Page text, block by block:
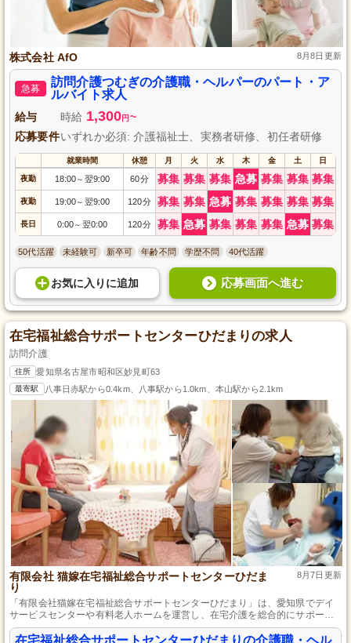
株式会社 AfO 8月8日更新
急募
訪問介護つむぎの介護職・ヘルパーのパート・ア
ルバイト求人
給与 時給 1,300円 ~
応募要件いずれか必須: 介護福祉士、実務者研修、初任者研修
就業時間 休憩 月 火 水 木 金 土 日
夜勤 18:00～ 翌9:00 60分 募集 募集 募集 急募 募集 募集 募集
夜勤 19:00～ 翌9:00 120分 募集 募集 急募 募集 募集 募集 募集
長日 0:00～ 翌0:00 120分 募集 急募 募集 募集 募集 急募 募集
50代活躍 未経験可 新卒可 年齢不問 学歴不問 40代活躍
お気に入り に追加 応募画面へ進む
在宅福祉総合サポートセンターひだまりの求人
訪問介護
住所 愛知県名古屋市昭和区妙見町63
最寄駅 八事日赤駅から0.4km、八事駅から1.0km、本山駅から2.1km
有限会社 猫嫁在宅福祉総合サポートセンターひだま
り
8月7日更新
「有限会社猫嫁在宅福祉総合サポートセンターひだまり」は、愛知県でデイ
サービスセンターや有料老人ホームを運営し、在宅介護を総合的にサポート
することで社会と地域に貢献しています。
在宅福祉総合サポートセンターひだまりの介護職・ヘル